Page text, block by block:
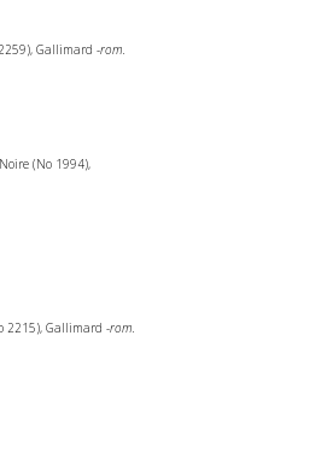
Gallimard -rom.
(No 1994),
2215), Gallimard -rom.